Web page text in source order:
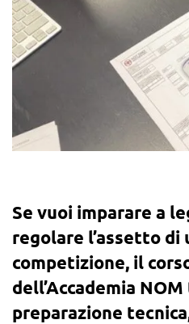
Se vuoi imparare a
regolare l’assetto di
competizione, il
dell’Accademia
preparazione